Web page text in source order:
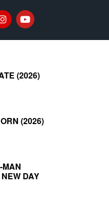
(2026)
(2026)
MAN
DAY